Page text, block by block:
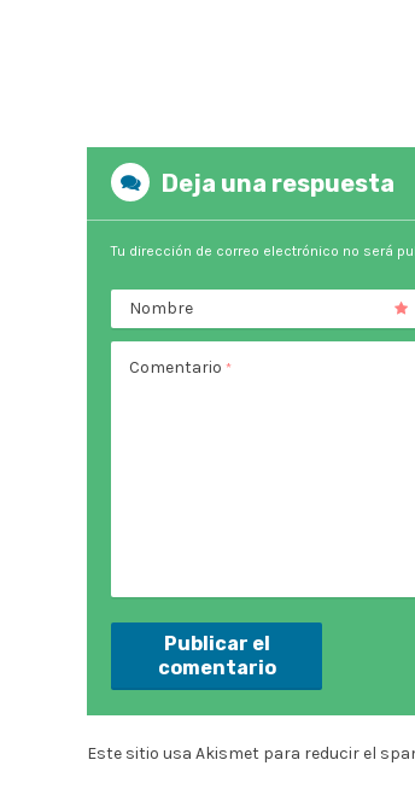
Deja una respuesta
Tu dirección de correo electrónico no será
Nombre
Comentario *
Este sitio usa Akismet para reducir el